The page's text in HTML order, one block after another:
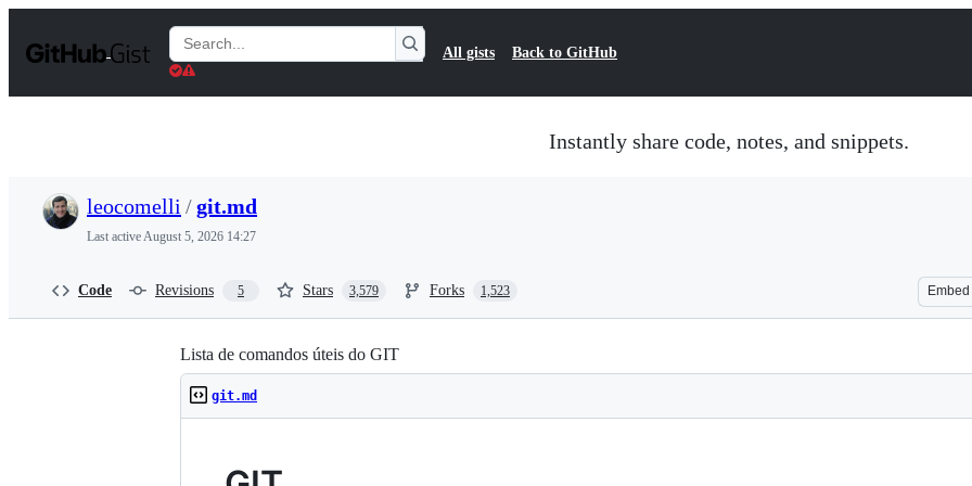
t
Search
Gists
All gists Back to GitHub
Instantly share code, notes, and snippets.
leocomelli /git.md
Last activeAugust 5, 2026 14:27
Code Revisions 5 Stars 3,579 Forks 1,523 Embed
Lista de comandos úteis do GIT
git.md